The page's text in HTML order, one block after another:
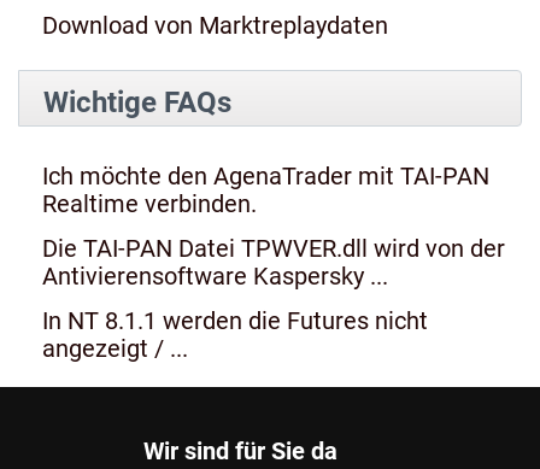
Download von Marktreplaydaten
Wichtige FAQs
Ich möchte den AgenaTrader mit TAI-PAN
Realtime verbinden.
Die TAI-PAN Datei TPWVER.dll wird von der
Antivierensoftware Kaspersky ...
In NT 8.1.1 werden die Futures nicht
angezeigt / ...
Wir sind für Sie da